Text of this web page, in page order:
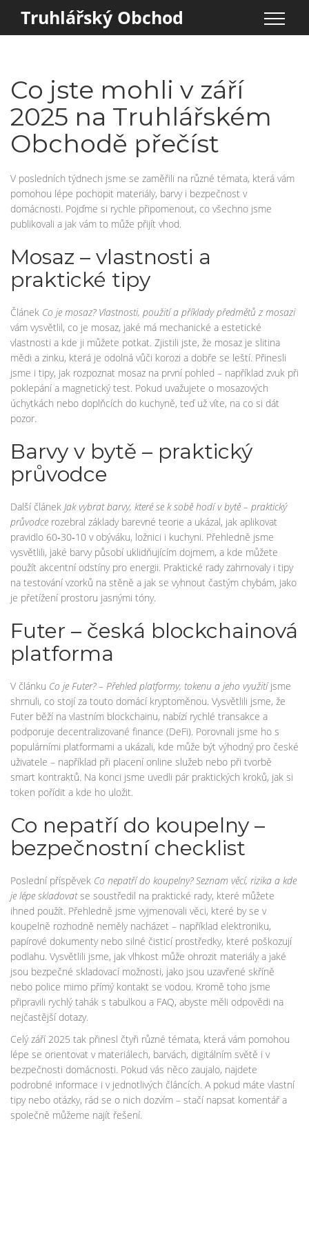
Truhlářský Obchod
Co jste mohli v září
2025 na Truhlářském
Obchodě přečíst
V posledních týdnech jsme se zaměřili na různé témata, která vám
pomohou lépe pochopit materiály, barvy i bezpečnost v
domácnosti. Pojďme si rychle připomenout, co všechno jsme
publikovali a jak vám to může přijít vhod.
Mosaz – vlastnosti a
praktické tipy
Článek Co je mosaz? Vlastnosti, použití a příklady předmětů z mosazi
vám vysvětlil, co je mosaz, jaké má mechanické a estetické
vlastnosti a kde ji můžete potkat. Zjistili jste, že mosaz je slitina
mědi a zinku, která je odolná vůči korozi a dobře se leští. Přinesli
jsme i tipy, jak rozpoznat mosaz na první pohled – například zvuk při
poklepání a magnetický test. Pokud uvažujete o mosazových
úchytkách nebo doplňcích do kuchyně, teď už víte, na co si dát
pozor.
Barvy v bytě – praktický
průvodce
Další článek Jak vybrat barvy, které se k sobě hodí v bytě – praktický
průvodce rozebral základy barevné teorie a ukázal, jak aplikovat
pravidlo 60‑30‑10 v obýváku, ložnici i kuchyni. Přehledně jsme
vysvětlili, jaké barvy působí uklidňujícím dojmem, a kde můžete
použít akcentní odstíny pro energii. Praktické rady zahrnovaly i tipy
na testování vzorků na stěně a jak se vyhnout častým chybám, jako
je přetížení prostoru jasnými tóny.
Futer – česká blockchainová
platforma
V článku Co je Futer? – Přehled platformy, tokenu a jeho využitíjsme
shrnuli, co stojí za touto domácí kryptoměnou. Vysvětlili jsme, že
Futer běží na vlastním blockchainu, nabízí rychlé transakce a
podporuje decentralizované finance (DeFi). Porovnali jsme ho s
populárními platformami a ukázali, kde může být výhodný pro české
uživatele – například při placení online služeb nebo při tvorbě
smart kontraktů. Na konci jsme uvedli pár praktických kroků, jak si
token pořídit a kde ho uložit.
Co nepatří do koupelny –
bezpečnostní checklist
Poslední příspěvek Co nepatří do koupelny? Seznam věcí, rizika a kde
je lépe skladovatse soustředil na praktické rady, které můžete
ihned použít. Přehledně jsme vyjmenovali věci, které by se v
koupelně rozhodně neměly nacházet – například elektroniku,
papírové dokumenty nebo silné čisticí prostředky, které poškozují
podlahu. Vysvětlili jsme, jak vlhkost může ohrozit materiály a jaké
jsou bezpečné skladovací možnosti, jako jsou uzavřené skříně
nebo police mimo přímý kontakt se vodou. Kromě toho jsme
připravili rychlý tahák s tabulkou a FAQ, abyste měli odpovědi na
nejčastější dotazy.
Celý září 2025 tak přinesl čtyři různé témata, která vám pomohou
lépe se orientovat v materiálech, barvách, digitálním světě i v
bezpečnosti domácnosti. Pokud vás něco zaujalo, najdete
podrobné informace i v jednotlivých článcích. A pokud máte vlastní
tipy nebo otázky, rád se o nich dozvím – stačí napsat komentář a
společně můžeme najít řešení.